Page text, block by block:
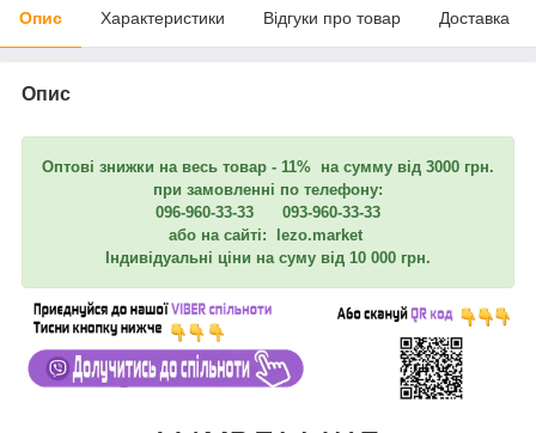
Опис Характеристики Відгуки про товар Доставка
Опис
Оптові знижки на весь товар - 11% на сумму від 3000 грн.
при замовленні по телефону:
096-960-33-33 093-960-33-33
або на сайті: lezo.market
Індивідуальні ціни на суму від 10 000 грн.